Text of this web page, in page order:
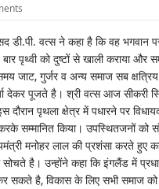
डी.पी. वत्स ने कहा है कि वह
पृथ्वी को दुष्टों से खाली कराया और
जाट, गुर्जर व अन्य समाज सब
देकर पूजते है। श्री वत्स आज सीकरी
पृथला क्षेत्र में पधारने पर
सम्मानित किया। उपस्थितजनों को
मनोहर लाल की प्रशंसा करते हुए
है। उन्होंने कहा कि इंगलैंड में
सकते है, विकास के लिए सभी समाज